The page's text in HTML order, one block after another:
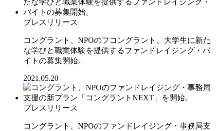
プレスリリース
コングラント、NPOのフコングラント、大学生に新た
な学びと職業体験を提供するファンドレイジング・バ
イトの募集開始。
2021.05.20
プレスリリース
コングラント、NPOのファンドレイジング・事務局支